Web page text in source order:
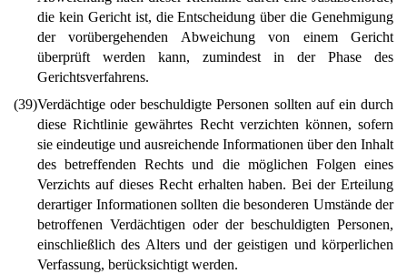
die kein Gericht ist, die Entscheidung über die Genehmigung
der vorübergehenden Abweichung von einem Gericht
überprüft werden kann, zumindest in der Phase des
Gerichtsverfahrens.
(39)Verdächtige oder beschuldigte Personen sollten auf ein durch
diese Richtlinie gewährtes Recht verzichten können, sofern
sie eindeutige und ausreichende Informationen über den Inhalt
des betreffenden Rechts und die möglichen Folgen eines
Verzichts auf dieses Recht erhalten haben. Bei der Erteilung
derartiger Informationen sollten die besonderen Umstände der
betroffenen Verdächtigen oder der beschuldigten Personen,
einschließlich des Alters und der geistigen und körperlichen
Verfassung, berücksichtigt werden.